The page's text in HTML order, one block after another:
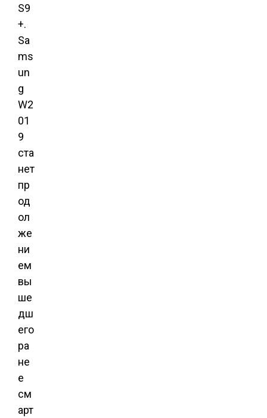
S9
+.
Sa
ms
un
g
W2
01
9
ста
нет
пр
од
ол
же
ни
ем
вы
ше
дш
его
ра
не
е
см
арт